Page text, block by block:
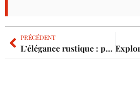
PRÉCÉDENT
L’élégance rustique : plongez dans le charme des tissus cottage anglais